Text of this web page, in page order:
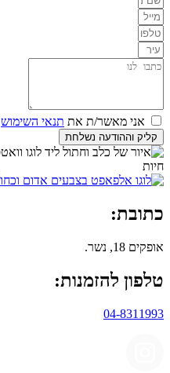
אני מאשר/ת את תנאי השימוש
קליק וההודעה נשלחת
כתובת:
אופקים 18, נשר.
טלפון להזמנות:
04-8311993